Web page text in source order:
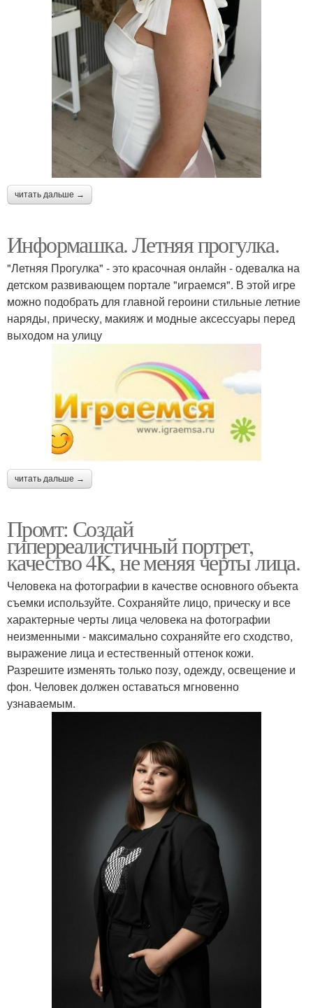
читать дальше →
Информашка. Летняя прогулка.
"Летняя Прогулка" - это красочная онлайн - одевалка на
детском развивающем портале "играемся". В этой игре
можно подобрать для главной героини стильные летние
наряды, прическу, макияж и модные аксессуары перед
выходом на улицу
читать дальше →
Промт: Создай
гиперреалистичный портрет,
качество 4K, не меняя черты лица.
Человека на фотографии в качестве основного объекта
съемки используйте. Сохраняйте лицо, прическу и все
характерные черты лица человека на фотографии
неизменными - максимально сохраняйте его сходство,
выражение лица и естественный оттенок кожи.
Разрешите изменять только позу, одежду, освещение и
фон. Человек должен оставаться мгновенно
узнаваемым.